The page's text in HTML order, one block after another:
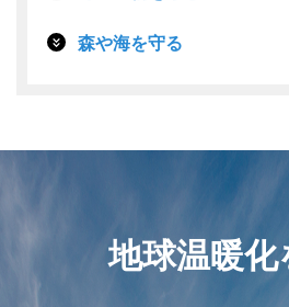
森や海を守る
地球温暖化